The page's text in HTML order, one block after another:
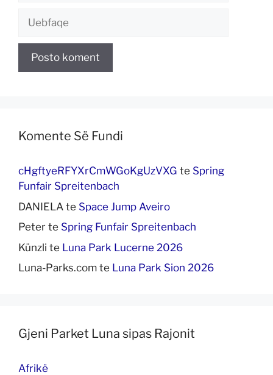
Uebfaqe
Komente Së Fundi
cHgftyeRFYXrCmWGoKgUzVXG te Spring
Funfair Spreitenbach
DANIELA te Space Jump Aveiro
Peter te Spring Funfair Spreitenbach
Künzli te Luna Park Lucerne 2026
Luna-Parks.com te Luna Park Sion 2026
Gjeni Parket Luna sipas Rajonit
Afrikë